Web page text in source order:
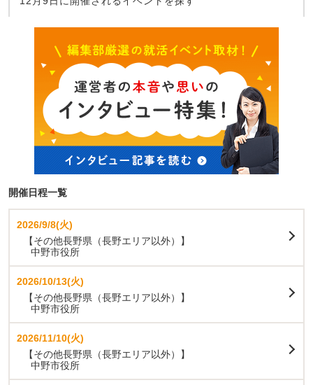
開催日程一覧
2026/9/8(火)
【その他長野県（長野エリア以外）】
中野市役所
2026/10/13(火)
【その他長野県（長野エリア以外）】
中野市役所
2026/11/10(火)
【その他長野県（長野エリア以外）】
中野市役所